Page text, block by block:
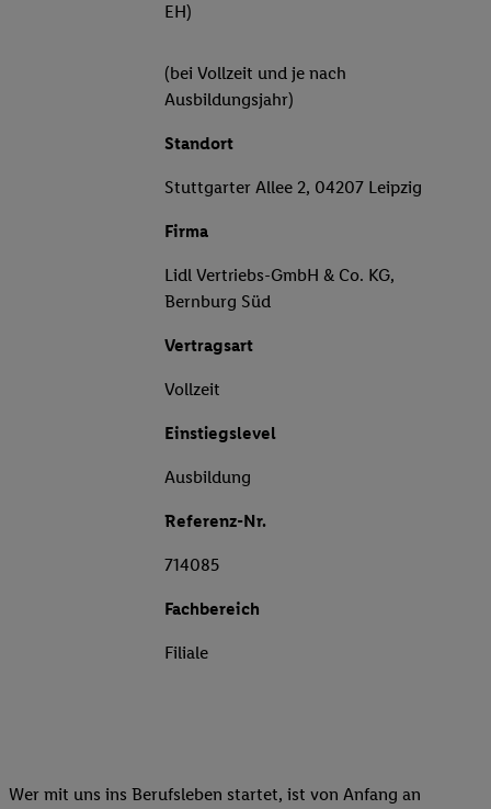
EH)
(bei Vollzeit und je nach
Ausbildungsjahr)
Standort
Stuttgarter Allee 2, 04207 Leipzig
Firma
Lidl Vertriebs-GmbH & Co. KG,
Bernburg Süd
Vertragsart
Vollzeit
Einstiegslevel
Ausbildung
Referenz-Nr.
714085
Fachbereich
Filiale
Wer mit uns ins Berufsleben startet, ist von Anfang an